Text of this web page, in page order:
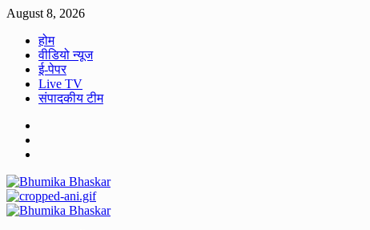
Skip
content
August 8, 2026
होम
वीडियो न्यूज
ई-पेपर
Live TV
संपादकीय टीम
Primary